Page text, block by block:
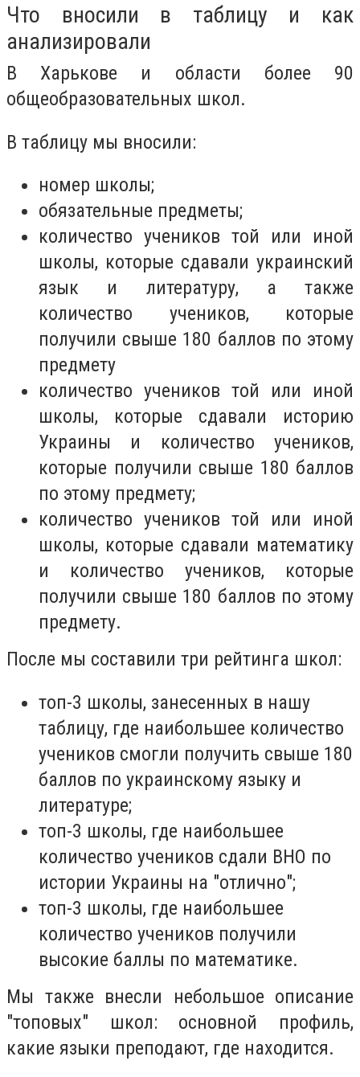
Что вносили в таблицу и как
анализировали
В Харькове и области более 90
общеобразовательных школ.
В таблицу мы вносили:
номер школы;
обязательные предметы;
количество учеников той или иной
школы, которые сдавали украинский
язык и литературу, а также
количество учеников, которые
получили свыше 180 баллов по этому
предмету
количество учеников той или иной
школы, которые сдавали историю
Украины и количество учеников,
которые получили свыше 180 баллов
по этому предмету;
количество учеников той или иной
школы, которые сдавали математику
и количество учеников, которые
получили свыше 180 баллов по этому
предмету.
После мы составили три рейтинга школ:
топ-3 школы, занесенных в нашу
таблицу, где наибольшее количество
учеников смогли получить свыше 180
баллов по украинскому языку и
литературе;
топ-3 школы, где наибольшее
количество учеников сдали ВНО по
истории Украины на "отлично";
топ-3 школы, где наибольшее
количество учеников получили
высокие баллы по математике.
Мы также внесли небольшое описание
"топовых" школ: основной профиль,
какие языки преподают, где находится.